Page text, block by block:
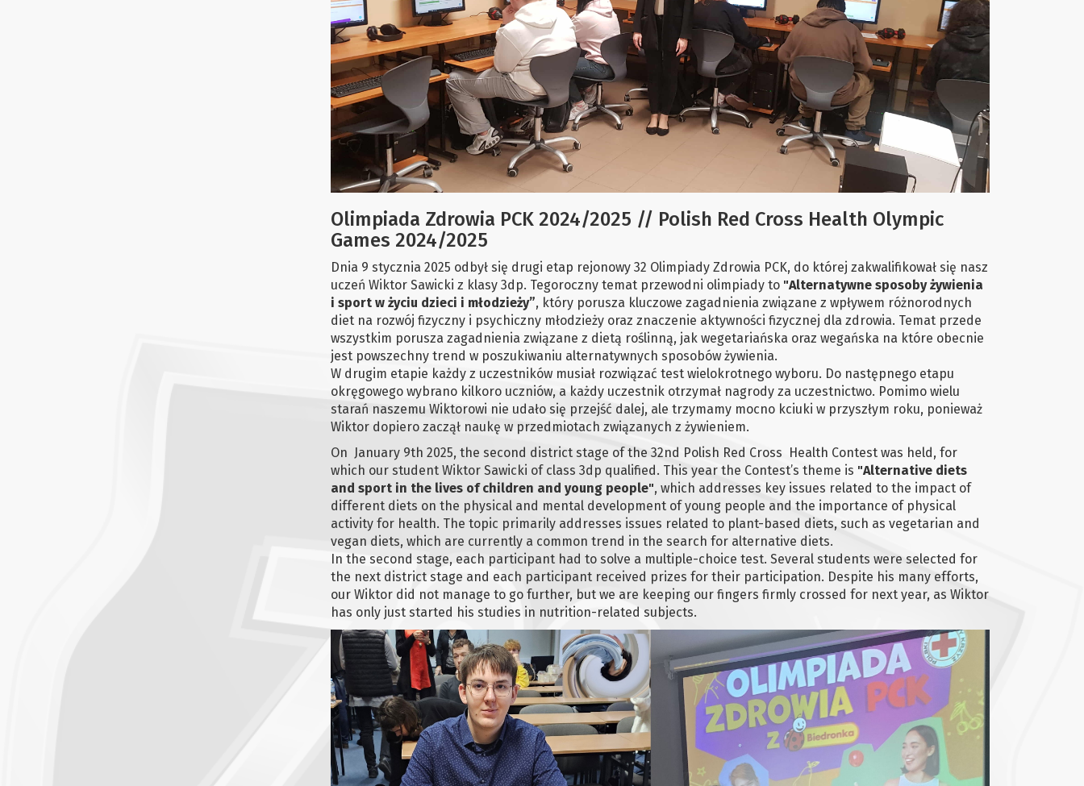
Olimpiada Zdrowia PCK 2024/2025 // Polish Red Cross Health Olympic
Games 2024/2025
Dnia 9 stycznia 2025 odbył się drugi etap rejonowy 32 Olimpiady Zdrowia PCK, do której zakwalifikował się nasz
uczeń Wiktor Sawicki z klasy 3dp. Tegoroczny temat przewodni olimpiady to "Alternatywne sposoby żywienia
i sport w życiu dzieci i młodzieży”, który porusza kluczowe zagadnienia związane z wpływem różnorodnych
diet na rozwój fizyczny i psychiczny młodzieży oraz znaczenie aktywności fizycznej dla zdrowia. Temat przede
wszystkim porusza zagadnienia związane z dietą roślinną, jak wegetariańska oraz wegańska na które obecnie
jest powszechny trend w poszukiwaniu alternatywnych sposobów żywienia.
W drugim etapie każdy z uczestników musiał rozwiązać test wielokrotnego wyboru. Do następnego etapu
okręgowego wybrano kilkoro uczniów, a każdy uczestnik otrzymał nagrody za uczestnictwo. Pomimo wielu
starań naszemu Wiktorowi nie udało się przejść dalej, ale trzymamy mocno kciuki w przyszłym roku, ponieważ
Wiktor dopiero zaczął naukę w przedmiotach związanych z żywieniem.
On January 9th 2025, the second district stage of the 32nd Polish Red Cross Health Contest was held, for
which our student Wiktor Sawicki of class 3dp qualified. This year the Contest’s theme is "Alternative diets
and sport in the lives of children and young people", which addresses key issues related to the impact of
different diets on the physical and mental development of young people and the importance of physical
activity for health. The topic primarily addresses issues related to plant-based diets, such as vegetarian and
vegan diets, which are currently a common trend in the search for alternative diets.
In the second stage, each participant had to solve a multiple-choice test. Several students were selected for
the next district stage and each participant received prizes for their participation. Despite his many efforts,
our Wiktor did not manage to go further, but we are keeping our fingers firmly crossed for next year, as Wiktor
has only just started his studies in nutrition-related subjects.